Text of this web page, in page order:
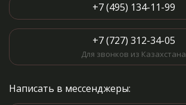
+7 (495) 134-11-99
+7 (727) 312-34-05
Для звонков из Казахстана
Написать в мессенджеры: